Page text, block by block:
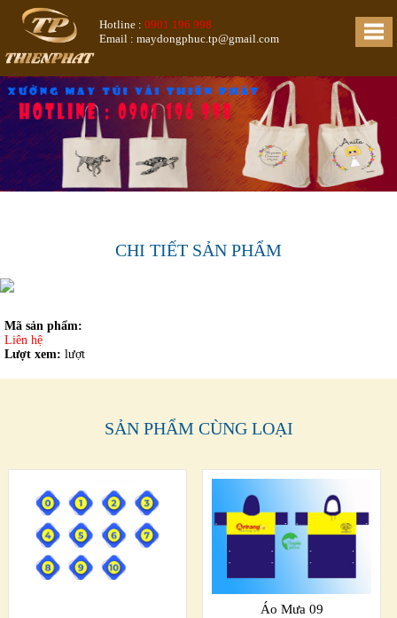
Hotline : 0901 196 998
Email : maydongphuc.tp@gmail.com
CHI TIẾT SẢN PHẨM
Mã sản phẩm:
Liên hệ
Lượt xem: lượt
SẢN PHẨM CÙNG LOẠI
Áo Mưa 09